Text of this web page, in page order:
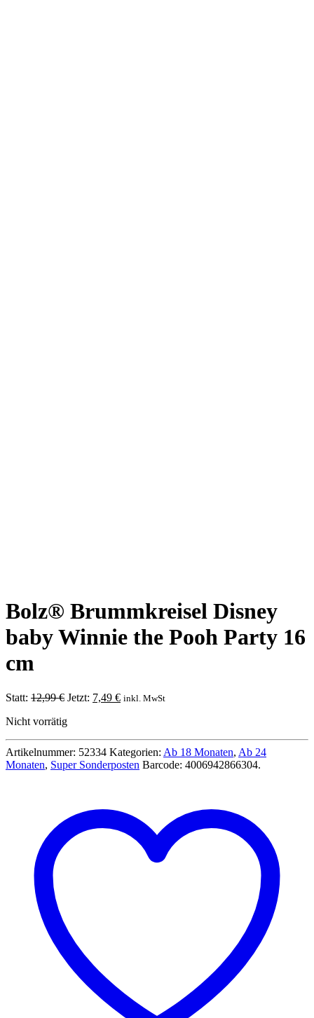
Bolz® Brummkreisel Disney
baby Winnie the Pooh Party 16
cm
Statt: 12,99€ Ursprünglicher
war:
Jetzt: 7,49 €Aktueller
inkl. MwSt
Nicht vorrätig
Artikelnummer: 52334 Kategorien: Ab 18 Monaten, Ab 24
Monaten, Super Sonderposten Barcode: 4006942866304.